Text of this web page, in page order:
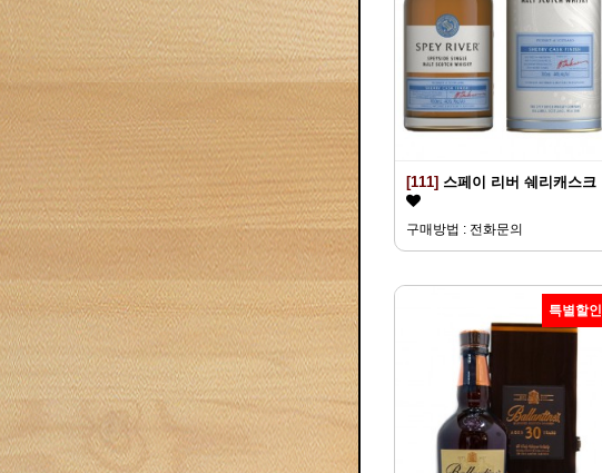
[111] 스페이 리버 쉐리캐스크
구매방법 : 전화문의
특별할인